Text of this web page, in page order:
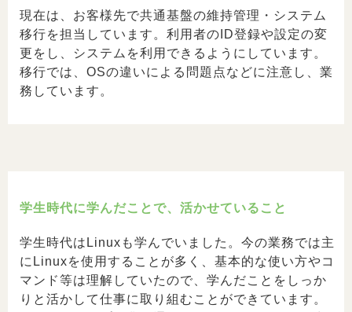
現在は、お客様先で共通基盤の維持管理・システム
移行を担当しています。利用者のID登録や設定の変
更をし、システムを利用できるようにしています。
移行では、OSの違いによる問題点などに注意し、業
務しています。
学生時代に学んだことで、活かせていること
学生時代はLinuxも学んでいました。今の業務では主
にLinuxを使用することが多く、基本的な使い方やコ
マンド等は理解していたので、学んだことをしっか
りと活かして仕事に取り組むことができています。